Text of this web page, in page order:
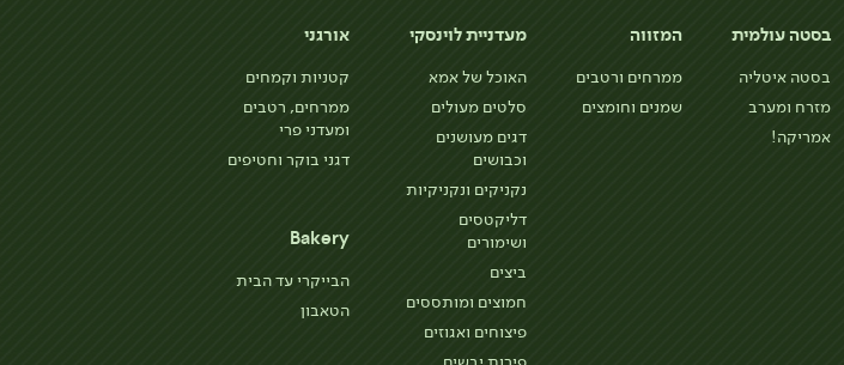
בסטה עולמית
בסטה איטליה
מזרח ומערב
אמריקה!
המזווה
ממרחים ורטבים
שמנים וחומצים
מעדניית לוינסקי
האוכל של אמא
סלטים מעולים
דגים מעושנים
וכבושים
נקניקים ונקניקיות
דליקטסים
ושימורים
ביצים
חמוצים ומותססים
פיצוחים ואגוזים
אורגני
קטניות וקמחים
ממרחים, רטבים
ומעדני פרי
דגני בוקר וחטיפים
Bakery
הבייקרי עד הבית
הטאבון